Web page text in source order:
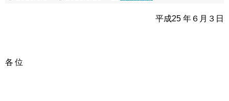
平成25 年６月３日
各 位